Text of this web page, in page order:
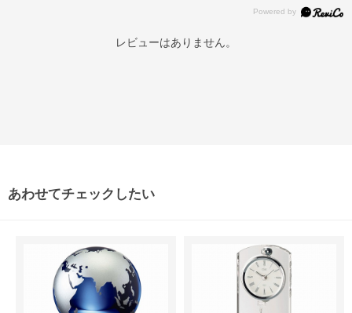
レビューはありません。
あわせてチェックしたい